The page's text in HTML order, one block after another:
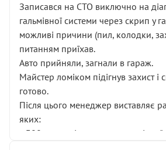
Записався на СТО виключно на
гальмівної системи через скрип у
можливі причини (пил, колодки,
питанням приїхав.
Авто прийняли, загнали в гараж.
Майстер ломіком підігнув захист і
готово.
Після цього менеджер виставляє
яких:
• 300 грн — діагностика гальмівної